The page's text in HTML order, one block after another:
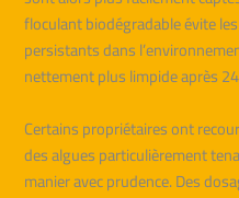
floculant biodégradable évite
persistants dans
nettement plus limpide après
Certains propriétaires ont
des algues particulièrement
manier avec prudence. Des